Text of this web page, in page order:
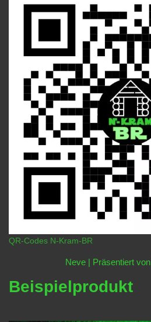
QR-Codes N-Kram-BR
Neve | Präsentiert von
Beispielprodukt